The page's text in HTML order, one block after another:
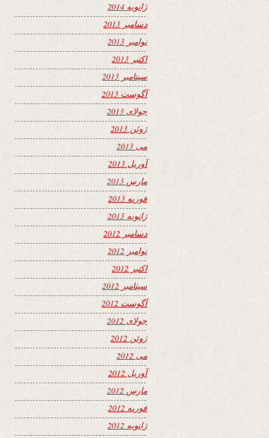
ژانویه 2014
دسامبر 2013
نوامبر 2013
اکتبر 2013
سپتامبر 2013
آگوست 2013
جولای 2013
ژوئن 2013
می 2013
آوریل 2013
مارس 2013
فوریه 2013
ژانویه 2013
دسامبر 2012
نوامبر 2012
اکتبر 2012
سپتامبر 2012
آگوست 2012
جولای 2012
ژوئن 2012
می 2012
آوریل 2012
مارس 2012
فوریه 2012
ژانویه 2012